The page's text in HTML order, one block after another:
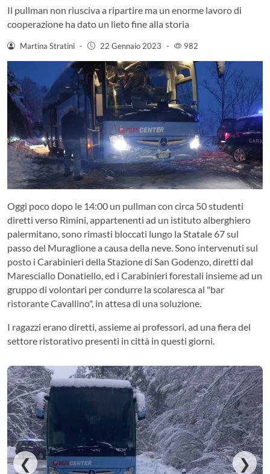
Il pullman non riusciva a ripartire ma un enorme lavoro di
cooperazione ha dato un lieto fine alla storia
Martina Stratini - 22 Gennaio 2023 - 982
Oggi poco dopo le 14:00 un pullman con circa 50 studenti
diretti verso Rimini, appartenenti ad un istituto alberghiero
palermitano, sono rimasti bloccati lungo la Statale 67 sul
passo del Muraglione a causa della neve. Sono intervenuti sul
posto i Carabinieri della Stazione di San Godenzo, diretti dal
Maresciallo Donatiello, ed i Carabinieri forestali insieme ad un
gruppo di volontari per condurre la scolaresca al "bar
ristorante Cavallino", in attesa di una soluzione.
I ragazzi erano diretti, assieme ai professori, ad una fiera del
settore ristorativo presenti in città in questi giorni.
❮ ❯